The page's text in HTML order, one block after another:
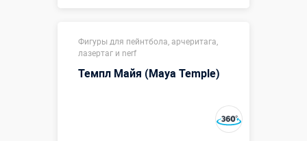
Больше деталей →
Фигуры для пейнтбола, арчеритага,
лазертаг и nerf
Темпл Майя (Maya Temple)